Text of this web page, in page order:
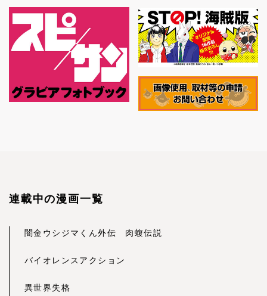
連載中の漫画一覧
闇金ウシジマくん外伝 肉蝮伝説
バイオレンスアクション
異世界失格